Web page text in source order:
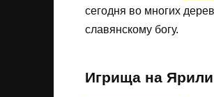
сегодня во многих
славянскому богу.
Игрища на